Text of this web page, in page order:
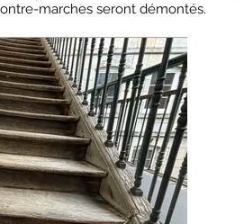
marches seront démontés.